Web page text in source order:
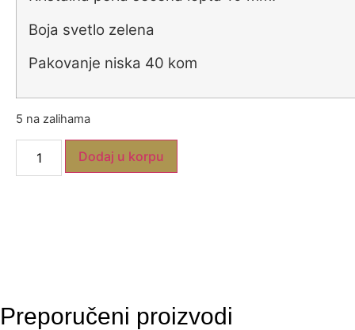
Boja svetlo zelena
Pakovanje niska 40 kom
5 na zalihama
Dodaj u korpu
Preporučeni proizvodi